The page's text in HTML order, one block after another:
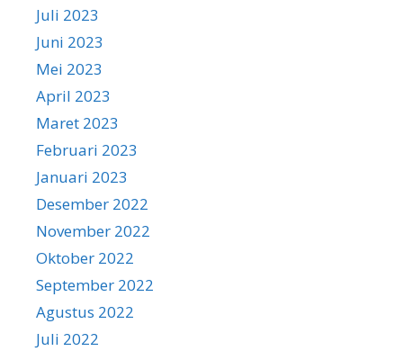
Juli 2023
Juni 2023
Mei 2023
April 2023
Maret 2023
Februari 2023
Januari 2023
Desember 2022
November 2022
Oktober 2022
September 2022
Agustus 2022
Juli 2022